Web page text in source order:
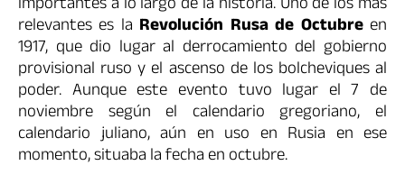
importantes a lo largo de la historia. Uno de los más
relevantes es la Revolución Rusa de Octubreen
1917, que dio lugar al derrocamiento del gobierno
provisional ruso y el ascenso de los bolcheviques al
poder. Aunque este evento tuvo lugar el 7 de
noviembre según el calendario gregoriano, el
calendario juliano, aún en uso en Rusia en ese
momento, situaba la fecha en octubre.